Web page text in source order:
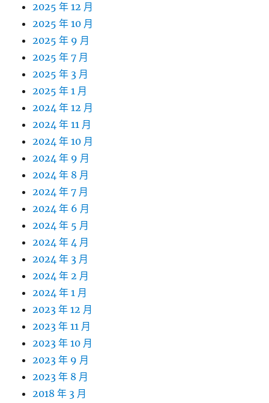
2025 年 12 月
2025 年 10 月
2025 年 9 月
2025 年 7 月
2025 年 3 月
2025 年 1 月
2024 年 12 月
2024 年 11 月
2024 年 10 月
2024 年 9 月
2024 年 8 月
2024 年 7 月
2024 年 6 月
2024 年 5 月
2024 年 4 月
2024 年 3 月
2024 年 2 月
2024 年 1 月
2023 年 12 月
2023 年 11 月
2023 年 10 月
2023 年 9 月
2023 年 8 月
2018 年 3 月